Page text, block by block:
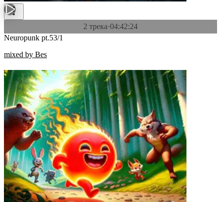
2 трека·04:42:24
Neuropunk pt.53/1
mixed by Bes